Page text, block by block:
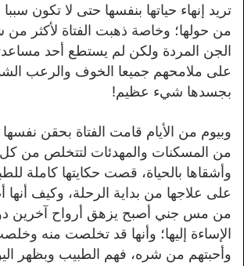
تريد إنهاء حياتها بنفسها حتى لا تكون
من حولها؛ وخاصة ذهبت الفتاة لأكثر
الجن المردة ولكن لم يستطع أحد
على ملامحهم جميعا الخوف والرعب
بجسدها شيء عظيم!
وبيوم من الأيام قامت الفتاة بحقن
من المسكنات والمهدئات لتتخلص من كل
وأشقاها بالحياة، قصت حكايتها كاملة
على علاجها من بداية الرحلة، وكيف
من مس جني أصبح يزهق أرواح آخرين
الإساءة إليها؛ وأنها قد تخلصت منه
وأحبتهم من شره، فهم الطبيب وبظهر